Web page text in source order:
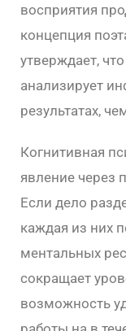
восприятия
концепция
утверждает,
анализирует
результатах,
Когнитивная
явление через
Если дело
каждая из них
ментальных
сокращает
возможность